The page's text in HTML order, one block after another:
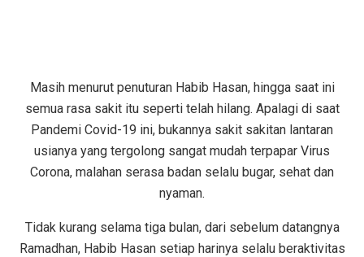
Masih menurut penuturan Habib Hasan, hingga saat ini
semua rasa sakit itu seperti telah hilang. Apalagi di saat
Pandemi Covid-19 ini, bukannya sakit sakitan lantaran
usianya yang tergolong sangat mudah terpapar Virus
Corona, malahan serasa badan selalu bugar, sehat dan
nyaman.
Tidak kurang selama tiga bulan, dari sebelum datangnya
Ramadhan, Habib Hasan setiap harinya selalu beraktivitas